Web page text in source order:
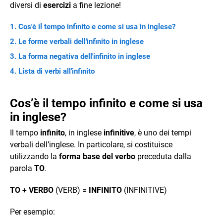
diversi di esercizi a fine lezione!
Cos'è il tempo infinito e come si usa in inglese?
Le forme verbali dell'infinito in inglese
La forma negativa dell'infinito in inglese
Lista di verbi all'infinito
Cos’è il tempo infinito e come si usa
in inglese?
Il tempo infinito, in inglese infinitive, è uno dei tempi
verbali dell’inglese. In particolare, si costituisce
utilizzando la forma base del verbo preceduta dalla
parola TO.
TO + VERBO (VERB) = INFINITO (INFINITIVE)
Per esempio: